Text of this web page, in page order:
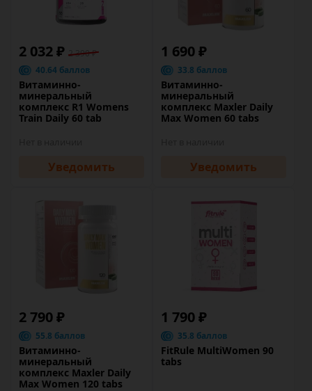
2 032 ₽ 2 390 ₽
40.64 баллов
Витаминно-
минеральный
комплекс R1 Womens
Train Daily 60 tab
Уведомить
1 690 ₽
33.8 баллов
Витаминно-
минеральный
комплекс Maxler Daily
Max Women 60 tabs
Уведомить
2 790 ₽
55.8 баллов
Витаминно-
минеральный
комплекс Maxler Daily
Max Women 120 tabs
1 790 ₽
35.8 баллов
FitRule MultiWomen 90
tabs